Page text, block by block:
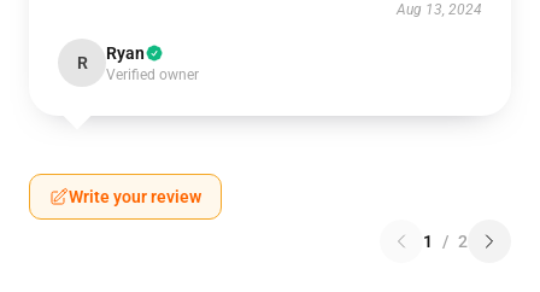
Aug 13, 2024
R Ryan
Verified owner
Write your review
1 / 2